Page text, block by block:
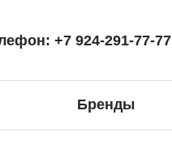
+7 924-291-77-77
Бренды